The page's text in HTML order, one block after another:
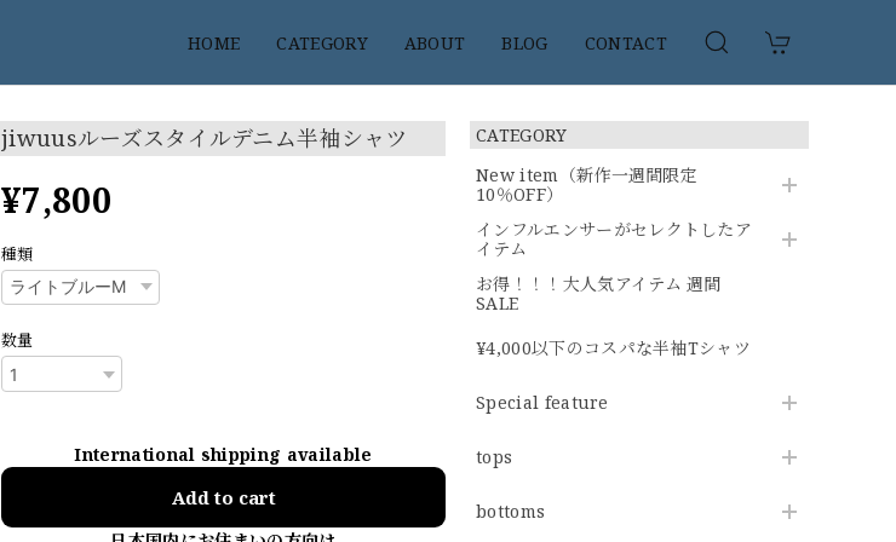
HOME CATEGORY ABOUT BLOG CONTACT
CATEGORY
New item（新作一週間限定
10％OFF）
インフルエンサーがセレクトしたア
イテム
お得！！！大人気アイテム 週間
SALE
¥4,000以下のコスパな半袖Tシャツ
Special feature
tops
bottoms
jiwuusルーズスタイルデニム半袖シャツ
¥7,800
種類
数量
International shipping available
Add to cart